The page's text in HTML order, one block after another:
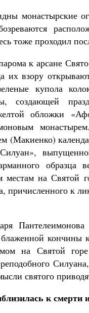
монастырские
тоже проходил
к арсане
ихвзору
купола
создающей
обложки
(Макиенко)
образца
местам на Святой
причисленного к
кончины
на Святой горе
святого
к смерти